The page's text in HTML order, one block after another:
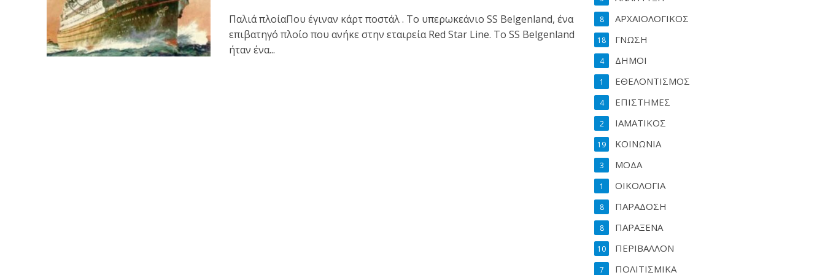
Παλιά πλοίαΠου έγιναν κάρτ ποστάλ . Το υπερωκεάνιο SS Belgenland, ένα
επιβατηγό πλοίο που ανήκε στην εταιρεία Red Star Line. Το SS Belgenland
ήταν ένα...
ΑΡΧΑΙΟΛΟΓΙΚΟΣ
8
ΓΝΩΣΗ
18
ΔΗΜΟΙ
4
ΕΘΕΛΟΝΤΙΣΜΟΣ
1
ΕΠΙΣΤΗΜΕΣ
4
ΙΑΜΑΤΙΚΟΣ
2
ΚΟΙΝΩΝΙΑ
19
ΜΟΔΑ
3
ΟΙΚΟΛΟΓΙΑ
1
ΠΑΡΑΔΟΣΗ
8
ΠΑΡΑΞΕΝΑ
8
ΠΕΡΙΒΑΛΛΟΝ
10
ΠΟΛΙΤΙΣΜΙΚΑ
7